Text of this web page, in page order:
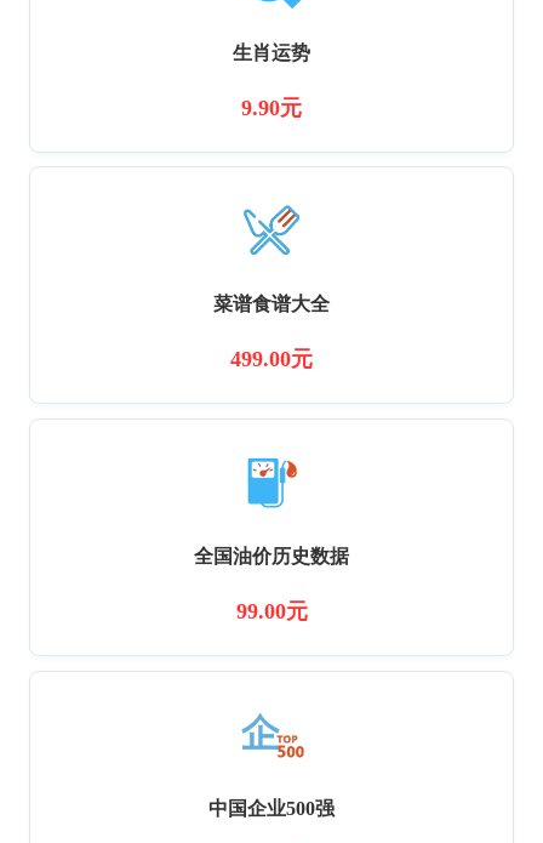
生肖运势
9.90元
菜谱食谱大全
499.00元
全国油价历史数据
99.00元
中国企业500强